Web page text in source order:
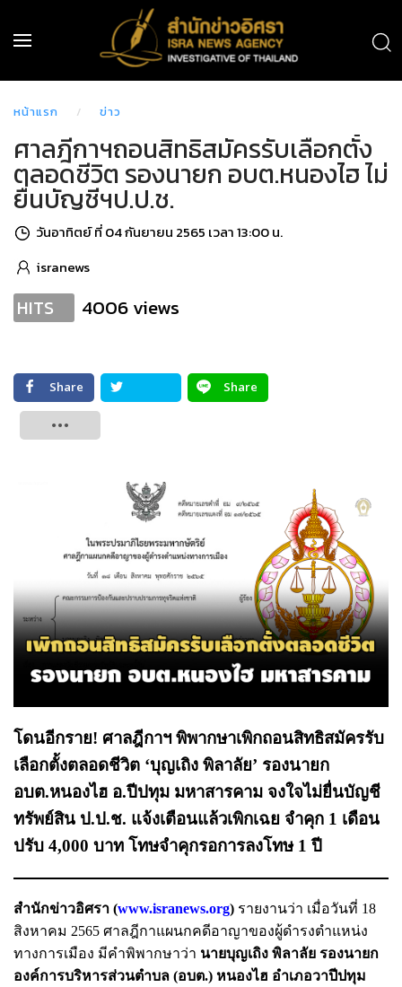
หน้าแรก ข่าว
ศาลฎีกาฯถอนสิทธิสมัครรับเลือกตั้ง
ตลอดชีวิต รองนายก อบต.หนองไฮ ไม่
ยื่นบัญชีฯป.ป.ช.
วันอาทิตย์ ที่ 04 กันยายน 2565 เวลา 13:00 น.
isranews
HITS 4006 views
Share
Share
โดนอีกราย! ศาลฎีกาฯ พิพากษาเพิกถอนสิทธิสมัครรับ
เลือกตั้งตลอดชีวิต ‘บุญเถิง พิลาลัย’ รองนายก
อบต.หนองไฮ อ.ปีปทุม มหาสารคาม จงใจไม่ยื่นบัญชี
ทรัพย์สิน ป.ป.ช. แจ้งเตือนแล้วเพิกเฉย จําคุก 1 เดือน
ปรับ 4,000 บาท โทษจําคุกรอการลงโทษ 1 ปี
สำนักข่าวอิศรา (www.isranews.org) รายงานว่า เมื่อวันที่ 18
สิงหาคม 2565 ศาลฎีกาแผนกคดีอาญาของผู้ดำรงตำแหน่ง
ทางการเมือง มีคำพิพากษาว่า นายบุญเถิง พิลาลัย รองนายก
องค์การบริหารส่วนตําบล (อบต.) หนองไฮ อําเภอวาปีปทุม